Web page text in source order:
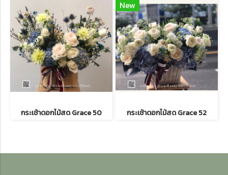
กระเช้าดอกไม้สด Grace 50
New
กระเช้าดอกไม้สด Grace 52